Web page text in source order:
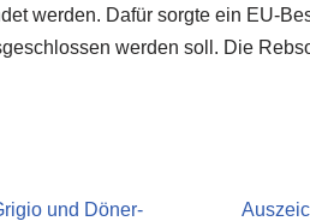
werden. Dafür sorgte ein EU-
werden soll. Die
und Döner-